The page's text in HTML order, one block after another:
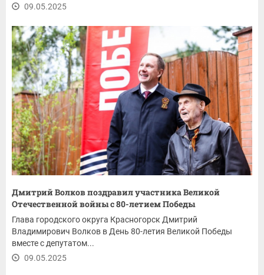
09.05.2025
Дмитрий Волков поздравил участника Великой
Отечественной войны с 80-летием Победы
Глава городского округа Красногорск Дмитрий
Владимирович Волков в День 80-летия Великой Победы
вместе с депутатом...
09.05.2025